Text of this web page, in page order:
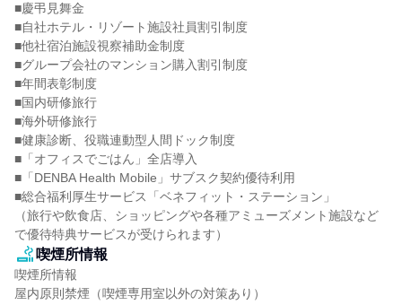
■慶弔見舞金
■自社ホテル・リゾート施設社員割引制度
■他社宿泊施設視察補助金制度
■グループ会社のマンション購入割引制度
■年間表彰制度
■国内研修旅行
■海外研修旅行
■健康診断、役職連動型人間ドック制度
■「オフィスでごはん」全店導入
■「DENBA Health Mobile」サブスク契約優待利用
■総合福利厚生サービス「ベネフィット・ステーション」
（旅行や飲食店、ショッピングや各種アミューズメント施設など
で優待特典サービスが受けられます）
喫煙所情報
喫煙所情報
屋内原則禁煙（喫煙専用室以外の対策あり）